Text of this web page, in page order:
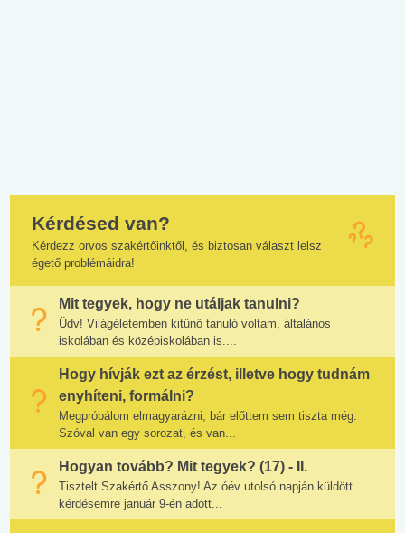
Kérdésed van?
Kérdezz orvos szakértőinktől, és biztosan választ lelsz
égető problémáidra!
Mit tegyek, hogy ne utáljak tanulni?
Üdv! Világéletemben kitűnő tanuló voltam, általános
iskolában és középiskolában is....
Hogy hívják ezt az érzést, illetve hogy tudnám
enyhíteni, formálni?
Megpróbálom elmagyarázni, bár előttem sem tiszta még.
Szóval van egy sorozat, és van...
Hogyan tovább? Mit tegyek? (17) - II.
Tisztelt Szakértő Asszony! Az óév utolsó napján küldött
kérdésemre január 9-én adott...